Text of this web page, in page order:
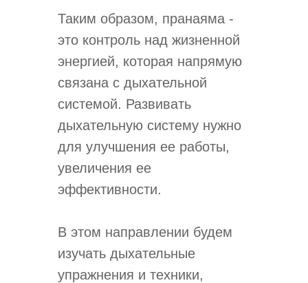
Таким образом, пранаяма -
это контроль над жизненной
энергией, которая напрямую
связана с дыхательной
системой. Развивать
дыхательную систему нужно
для улучшения ее работы,
увеличения ее
эффективности.
В этом направлении будем
изучать дыхательные
упражнения и техники,